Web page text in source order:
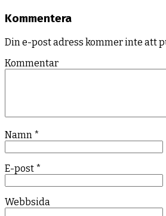
Kommentera
Din e-post adress kommer inte att
Kommentar
Namn *
E-post *
Webbsida